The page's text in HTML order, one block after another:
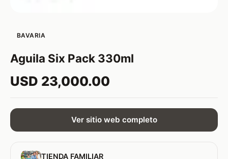
BAVARIA
Aguila Six Pack 330ml
USD 23,000.00
Ver sitio web completo
TIENDA FAMILIAR